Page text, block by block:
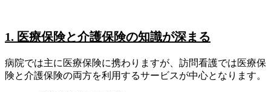
1. 医療保険と介護保険の知識が深まる
病院では主に医療保険に携わりますが、訪問看護では医療保
険と介護保険の両方を利用するサービスが中心となります。